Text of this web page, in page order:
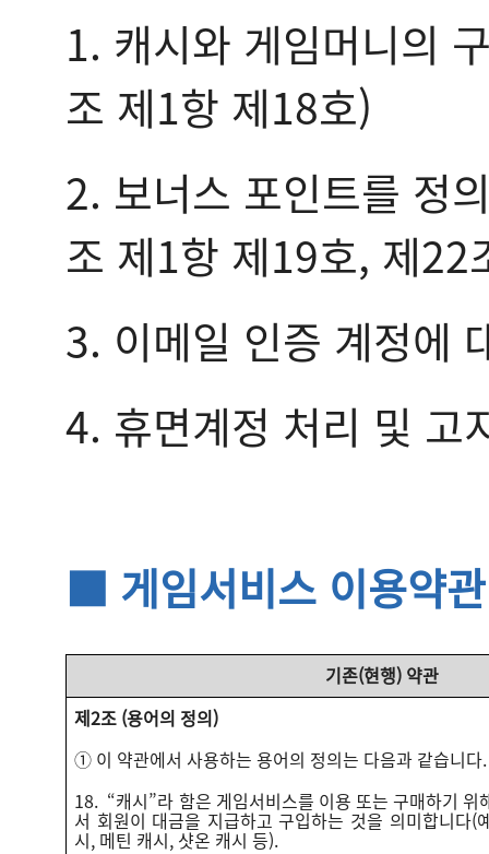
1. 캐시와 게임머니의
조 제1항 제18호)
2. 보너스 포인트를 정
조 제1항 제19호, 제22
3. 이메일 인증 계정에
4. 휴면계정 처리 및 고
■ 게임서비스 이용약
기존(현행) 약관
제2조 (용어의 정의)
① 이 약관에서 사용하는 용어의 정의는 다음과 같습니다.
18. “캐시”라 함은 게임서비스를 이용 또는 구매하기 위
서 회원이 대금을 지급하고 구입하는 것을 의미합니다(
시, 메틴 캐시, 샷온 캐시 등).